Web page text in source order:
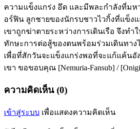
ความแข็งแกร่ง อึด และมีพละกำลังที่ม
อร์ฟิน ลูกชายของนักรบชาวไวกิ้งที่แข็ง
เขาถูกฆ่าตายระหว่างการเดินเรือ จึงท
ทักษะการต่อสู้ของตนพร้อมร่วมเดินทา
เพื่อที่สักวันจะแข็งแกร่งพอที่จะแก้แค้นอั
เขา ขอขอบคุณ [Nemuria-Fansub] /
ความคิดเห็น (0)
เข้าสู่ระบบ เพื่อแสดงความคิดเห็น